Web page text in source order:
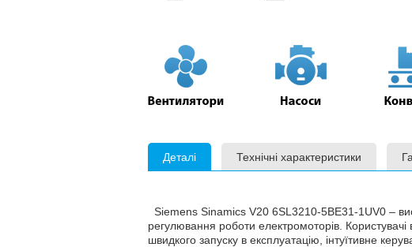
Деталі Технічні характеристики
Siemens Sinamics V20 6SL3210-5BE31-1UV0 –
регулювання роботи електромоторів.
швидкого запуску в експлуатацію, інтуїтивне